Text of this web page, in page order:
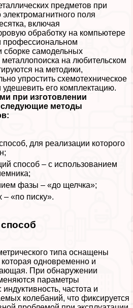
предметов при
поля
включая
обработку на компьютере
профессиональном
самодельных
на любительском
на методики,
упростить схемотехническое
удешевить его комплектацию.
при изготовлении
методы
для реализации которого
способ – с использованием
фазы – «до щелчка»;
– «по писку».
типа оснащены
одновременно и
При обнаружении
параметры
частота и
колебаний, что фиксируется